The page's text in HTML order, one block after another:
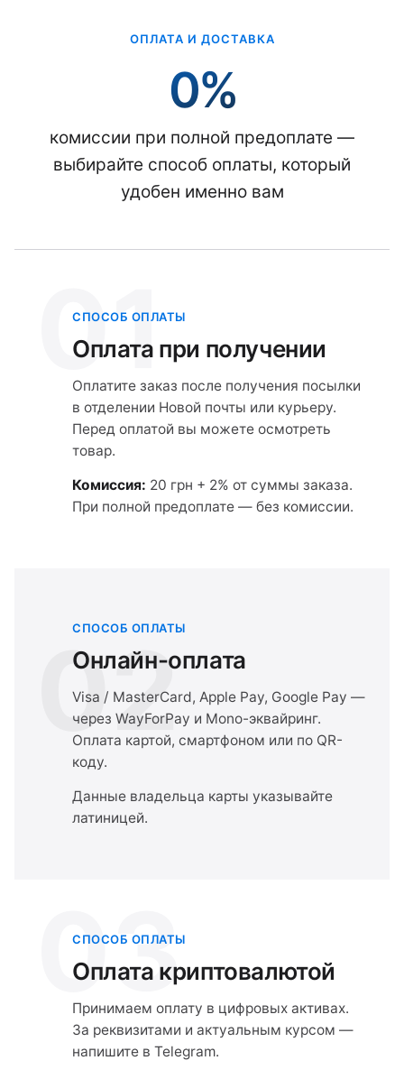
ОПЛАТА И ДОСТАВКА
0%
комиссии при полной предоплате —
выбирайте способ оплаты, который
удобен именно вам
01
СПОСОБ ОПЛАТЫ
Оплата при получении
Оплатите заказ после получения посылки
в отделении Новой почты или курьеру.
Перед оплатой вы можете осмотреть
товар.
Комиссия: 20 грн + 2% от суммы заказа.
При полной предоплате — без комиссии.
02
СПОСОБ ОПЛАТЫ
Онлайн-оплата
Visa / MasterCard, Apple Pay, Google Pay —
через WayForPay и Mono-эквайринг.
Оплата картой, смартфоном или по QR-
коду.
Данные владельца карты указывайте
латиницей.
03
СПОСОБ ОПЛАТЫ
Оплата криптовалютой
Принимаем оплату в цифровых активах.
За реквизитами и актуальным курсом —
напишите в Telegram.